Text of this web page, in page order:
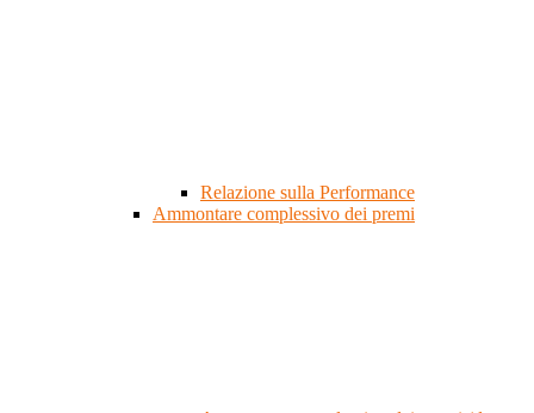
Relazione sulla Performance
Ammontare complessivo dei premi